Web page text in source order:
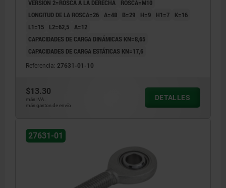
VERSIÓN 2=ROSCA A LA DERECHA
ROSCA=M10
LONGITUD DE LA ROSCA=26 A=48 B=29 H=9 H1=7
K=16
L1=15
L2=62,5 Α=12
CAPACIDADES DE CARGA DINÁMICAS KN=8,65
CAPACIDADES DE CARGA ESTÁTICAS KN=17,6
Referencia: 27631-01-10
$13.30
más IVA.
más gastos de envío
DETALLES
27631-01